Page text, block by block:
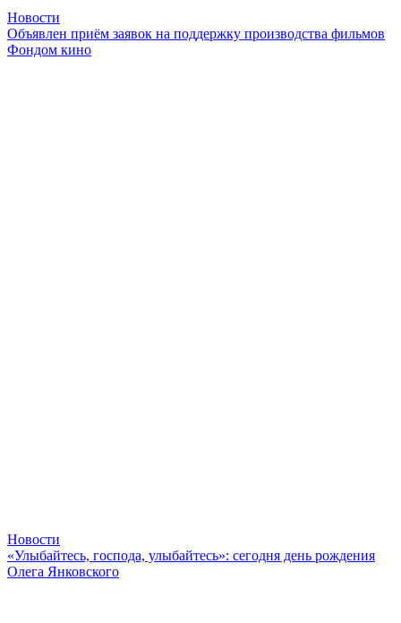
Новости
Объявлен приём заявок на поддержку производства фильмов
Фондом кино
Новости
«Улыбайтесь, господа, улыбайтесь»: сегодня день рождения
Олега Янковского